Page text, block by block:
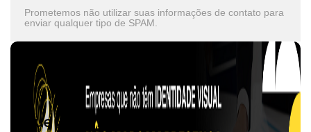
Prometemos não utilizar suas informações de contato para
enviar qualquer tipo de SPAM.
O que vale mais a pena?